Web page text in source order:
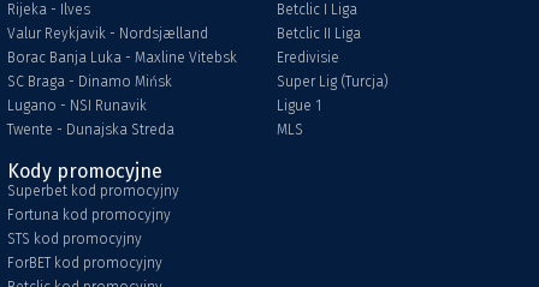
Rijeka - Ilves
Valur Reykjavik - Nordsjælland
Borac Banja Luka - Maxline Vitebsk
SC Braga - Dinamo Mińsk
Lugano - NSI Runavik
Twente - Dunajska Streda
Betclic I Liga
Betclic II Liga
Eredivisie
Super Lig (Turcja)
Ligue 1
MLS
Kody promocyjne
Superbet kod promocyjny
Fortuna kod promocyjny
STS kod promocyjny
ForBET kod promocyjny